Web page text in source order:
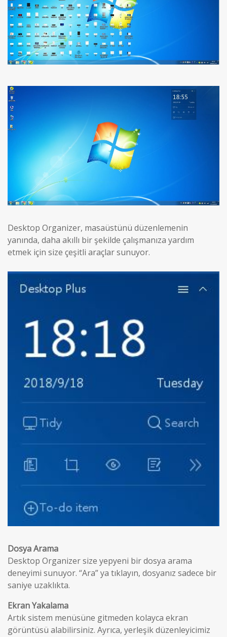
Desktop Organizer, masaüstünü düzenlemenin
yanında, daha akıllı bir şekilde çalışmanıza yardım
etmek için size çeşitli araçlar sunuyor.
Dosya Arama
Desktop Organizer size yepyeni bir dosya arama
deneyimi sunuyor. “Ara” ya tıklayın, dosyanız sadece bir
saniye uzaklıkta.
Ekran Yakalama
Artık sistem menüsüne gitmeden kolayca ekran
görüntüsü alabilirsiniz. Ayrıca, yerleşik düzenleyicimiz